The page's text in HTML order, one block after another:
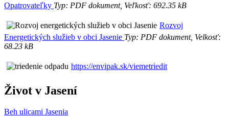
Opatrovateľky Typ: PDF dokument, Veľkosť: 692.35 kB
Rozvoj
Energetických služieb v obci Jasenie Typ: PDF dokument, Velkosť:
68.23 kB
https://envipak.sk/viemetriedit
Život v Jasení
Beh ulicami Jasenia